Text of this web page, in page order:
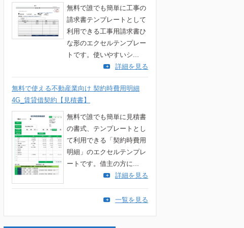
無料で誰でも簡単に工事の
請求書テンプレートとして
利用できる工事用請求書ひ
な形のエクセルテンプレー
トです。使いやすいシ...
詳細を見る
無料で使える不動産業向け 契約時費用明細
4G_賃貸借契約【見積書】
無料で誰でも簡単に見積書
の書式、テンプレートとし
て利用できる「契約時費用
明細」のエクセルテンプレ
ートです。借主の方に...
詳細を見る
一覧を見る